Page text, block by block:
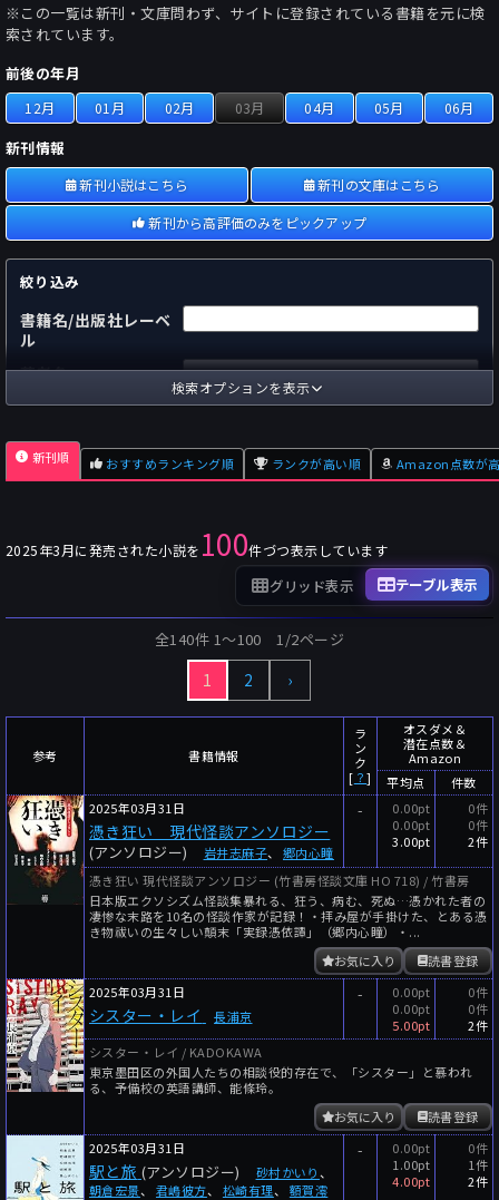
※この一覧は新刊・文庫問わず、サイトに登録されている書籍を元に検
索されています。
前後の年月
12月 01月 02月 03月 04月 05月 06月
新刊情報
新刊小説はこちら
新刊の文庫はこちら
新刊から高評価のみをピックアップ
絞り込み
書籍名/出版社レーベ
ル
著者名
国内
海外
出版社
フォーマット
単行本
～
Pt
～
Pt
～
読者数
～
人
年代
年代と月の範囲
先月以降 今月以降
年
月
～
年
月
細かく検索
絞り込みリセット
検索オプションを表示
新刊順 おすすめランキング順 ランクが高い順 Amazon点数が
2025年3月に発売された小説を 100件づつ表示しています
グリッド表示 テーブル表示
全140件 1〜100 1/2ページ
1 2 ›
参考 書籍情報
ラ
ン
ク
[ ？]
オスダメ＆
潜在点数＆
Amazon
平均点
件数
2025年03月31日
憑き狂い 現代怪談アンソロジー
(アンソロジー) 岩井志麻子、 郷内心瞳
-
0.00pt
0.00pt
3.00pt
0件
0件
2件
憑き狂い 現代怪談アンソロジー (竹書房怪談文庫 HO 718) / 竹書房
日本版エクソシズム怪談集暴れる、狂う、病む、死ぬ…憑かれた者の
凄惨な末路を10名の怪談作家が記録！・拝み屋が手掛けた、とある憑
き物祓いの生々しい顛末「実録憑依譚」（郷内心瞳）・...
読書登録
お気に入り
2025年03月31日
シスター・レイ 長浦京
-
0.00pt
0.00pt
5.00pt
0件
0件
2件
シスター・レイ / KADOKAWA
東京墨田区の外国人たちの相談役的存在で、「シスター」と慕われ
る、予備校の英語講師、能條玲。
読書登録
お気に入り
2025年03月31日
駅と旅 (アンソロジー) 砂村かいり、
朝倉宏景、 君嶋彼方、 松崎有理、 額賀澪
-
0.00pt
1.00pt
4.00pt
0件
1件
2件